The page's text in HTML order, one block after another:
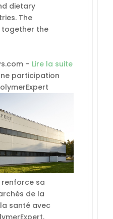
dietary
The
the
– Lire la suite
participation
renforce sa
de la
santé avec